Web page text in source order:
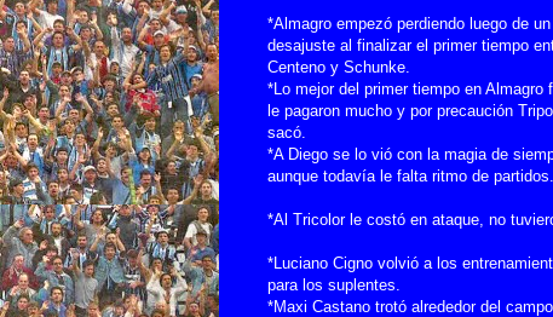
*Almagro empezó perdiendo luego de un
desajuste al finalizar el primer tiempo
Centeno y Schunke.
*Lo mejor del primer tiempo en Almagro
le pagaron mucho y por precaución
sacó.
*A Diego se lo vió con la magia de
aunque todavía le falta ritmo de partidos.
*Al Tricolor le costó en ataque, no
*Luciano Cigno volvió a los
para los suplentes.
*Maxi Castano trotó alrededor del